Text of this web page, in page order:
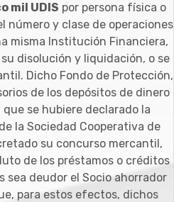
mil UDIS por persona física o
número y clase de operaciones
misma Institución Financiera,
disolución y liquidación, o se
Dicho Fondo de Protección,
de los depósitos de dinero
se hubiere declarado la
la Sociedad Cooperativa de
su concurso mercantil,
de los préstamos o créditos
sea deudor el Socio ahorrador
para estos efectos, dichos